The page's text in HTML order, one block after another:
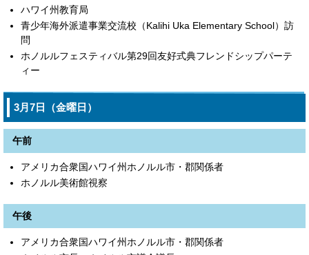
ハワイ州教育局
青少年海外派遣事業交流校（Kalihi Uka Elementary School）訪
問
ホノルルフェスティバル第29回友好式典フレンドシップパーテ
ィー
3月7日（金曜日）
午前
アメリカ合衆国ハワイ州ホノルル市・郡関係者
ホノルル美術館視察
午後
アメリカ合衆国ハワイ州ホノルル市・郡関係者